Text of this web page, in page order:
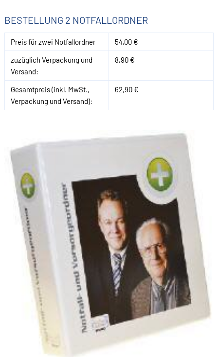
BESTELLUNG 2 NOTFALLORDNER
Preis für zwei Notfallordner 54,00 €
zuzüglich Verpackung und
Versand:
8,90 €
Gesamtpreis (inkl. MwSt.,
Verpackung und Versand):
62,90 €